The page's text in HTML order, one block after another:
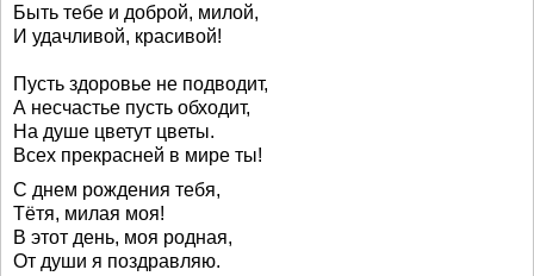
Быть тебе и доброй, милой,
И удачливой, красивой!
Пусть здоровье не подводит,
А несчастье пусть обходит,
На душе цветут цветы.
Всех прекрасней в мире ты!
С днем рождения тебя,
Тётя, милая моя!
В этот день, моя родная,
От души я поздравляю.